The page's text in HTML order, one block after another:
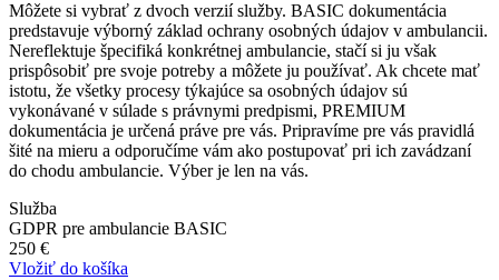
Môžete si vybrať z dvoch verzií služby. BASIC dokumentácia
predstavuje výborný základ ochrany osobných údajov v ambulancii.
Nereflektuje špecifiká konkrétnej ambulancie, stačí si ju však
prispôsobiť pre svoje potreby a môžete ju používať. Ak chcete mať
istotu, že všetky procesy týkajúce sa osobných údajov sú
vykonávané v súlade s právnymi predpismi, PREMIUM
dokumentácia je určená práve pre vás. Pripravíme pre vás pravidlá
šité na mieru a odporučíme vám ako postupovať pri ich zavádzaní
do chodu ambulancie. Výber je len na vás.
Služba
GDPR pre ambulancie BASIC
250 €
Vložiť do košíka